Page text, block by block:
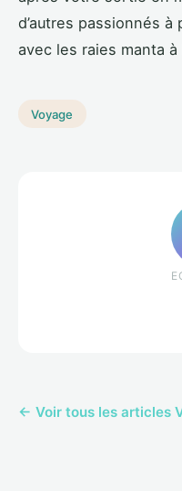
d’autres passionnés
avec les raies manta
Voyage
← Voir tous les articles